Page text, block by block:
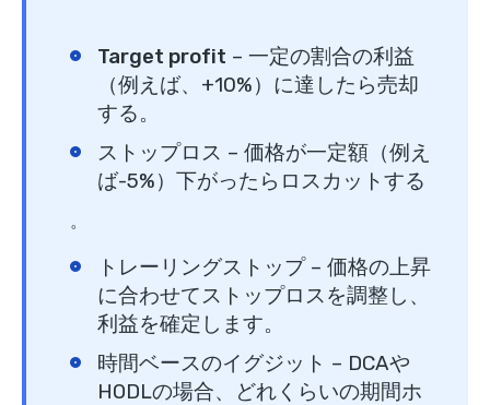
Target profit – 一定の割合の利益
（例えば、+10%）に達したら売却
する。
ストップロス – 価格が一定額（例え
ば-5%）下がったらロスカットする
。
トレーリングストップ– 価格の上昇
に合わせてストップロスを調整し、
利益を確定します。
時間ベースのイグジット – DCAや
HODLの場合、どれくらいの期間ホ